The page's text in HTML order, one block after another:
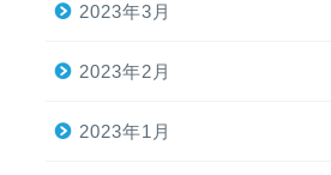
2023年3月
2023年2月
2023年1月